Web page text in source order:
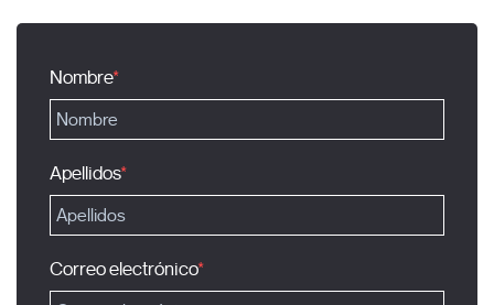
Nombre
Apellidos
Correo electrónico